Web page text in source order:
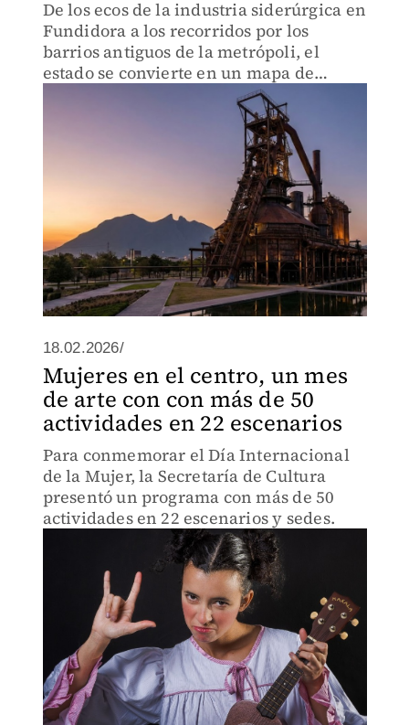
De los ecos de la industria siderúrgica en
Fundidora a los recorridos por los
barrios antiguos de la metrópoli, el
estado se convierte en un mapa de
historias listas para ser contadas.
18.02.2026/
Mujeres en el centro, un mes
de arte con con más de 50
actividades en 22 escenarios
Para conmemorar el Día Internacional
de la Mujer, la Secretaría de Cultura
presentó un programa con más de 50
actividades en 22 escenarios y sedes.